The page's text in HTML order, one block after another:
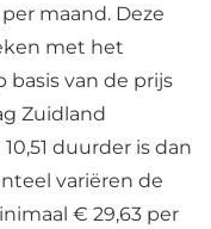
maand. Deze
met het
basis van de prijs
Zuidland
duurder is dan
variëren de
€ 29,63 per